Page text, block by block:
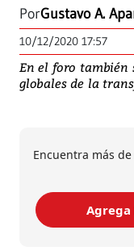
PorGustavo A.
10/12/2020 17:57
En el foro también
globales de la
Encuentra más
Agrega